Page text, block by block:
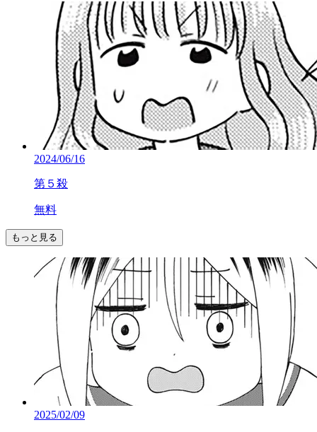
2024/06/16
第５殺
無料
もっと見る
2025/02/09